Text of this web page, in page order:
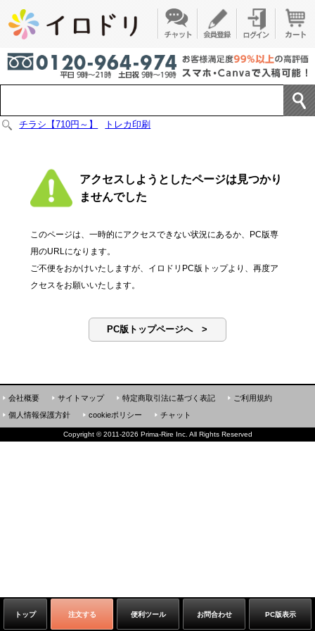
チラシ【710円～】 トレカ印刷
アクセスしようとしたページは見つかり
ませんでした
このページは、一時的にアクセスできない状況にあるか、PC版専
用のURLになります。
ご不便をおかけいたしますが、イロドリPC版トップより、再度ア
クセスをお願いいたします。
PC版トップページへ >
トップ 注文する 便利ツール お問合わせ PC版表示
会社概要 サイトマップ 特定商取引法に基づく表記
ご利用規約
個人情報保護方針
cookieポリシー チャット
Copyright ©2011-2026 Prima-Rire Inc. All Rights Reserved